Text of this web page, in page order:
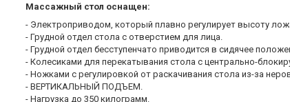
Массажный стол оснащен:
- Электроприводом, который плавно регулирует высоту
- Грудной отдел стола с отверстием для лица.
- Грудной отдел бесступенчато приводится в сидячее
- Колесиками для перекатывания стола с центрально-
- Ножками с регулировкой от раскачивания стола из-за
- ВЕРТИКАЛЬНЫЙ ПОДЪЕМ.
- Нагрузка до 350 килограмм.